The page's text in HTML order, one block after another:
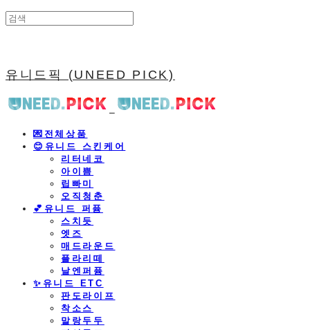
유니드픽 (UNEED PICK)
💌전체상품
😊유니드 스킨케어
리터네코
아이쁨
립빠미
오직청춘
💕유니드 퍼퓸
스치듯
엣즈
매드라운드
플라리떼
날엔퍼퓸
​✨유니드 ETC
판도라이프
착소스
말랑두두